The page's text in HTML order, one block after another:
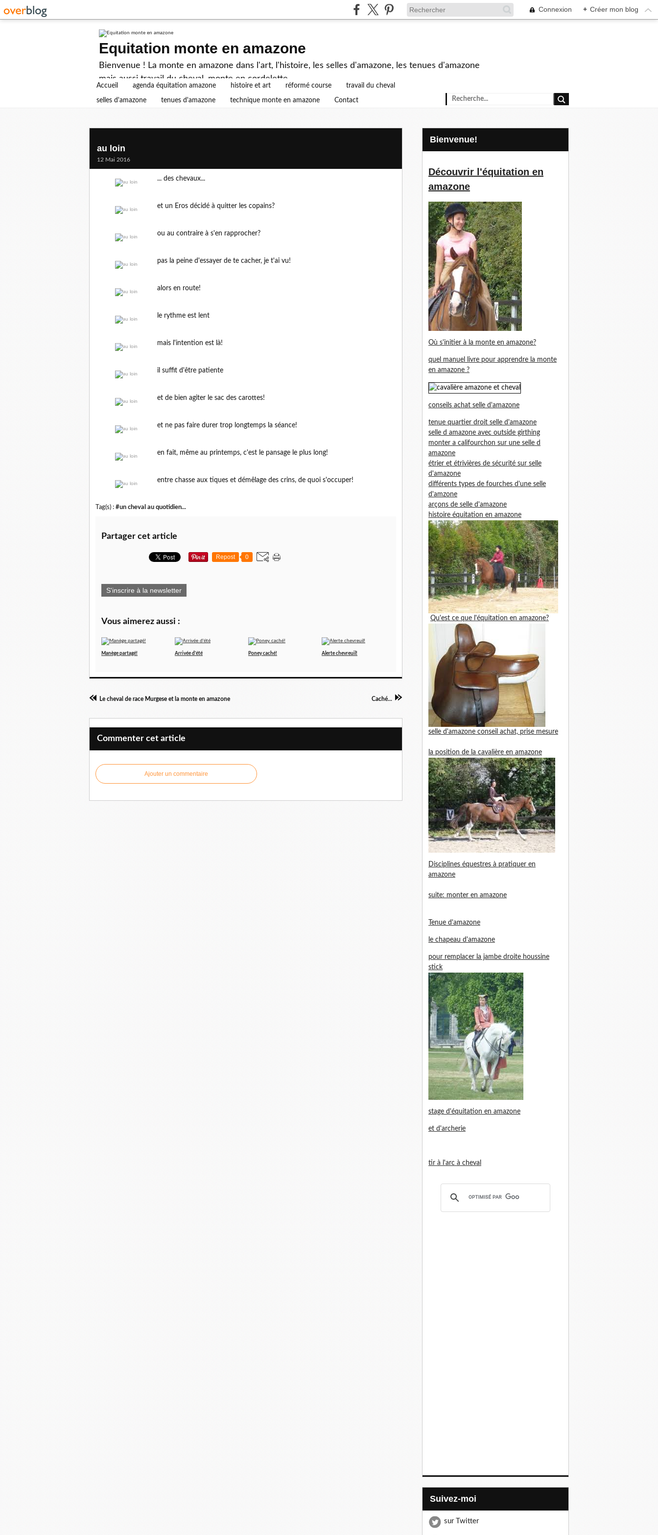
Connexion + Créer mon blog
Equitation monte en amazone
Bienvenue ! La monte en amazone dans l'art, l'histoire, les selles d'amazone, les tenues d'amazone
mais aussi travail du cheval, monte en cordelette...
Accueil agenda équitation amazone histoire et art réformé course travail du cheval
selles d'amazone tenues d'amazone technique monte en amazone Contact
au loin
12 Mai 2016
... des chevaux...
et un Eros décidé à quitter les copains?
ou au contraire à s'en rapprocher?
pas la peine d'essayer de te cacher, je t'ai vu!
alors en route!
le rythme est lent
mais l'intention est là!
il suffit d'être patiente
et de bien agiter le sac des carottes!
et ne pas faire durer trop longtemps la séance!
en fait, même au printemps, c'est le pansage le plus long!
entre chasse aux tiques et démêlage des crins, de quoi s'occuper!
Tag(s) : #un cheval au quotidien...
Partager cet article
Repost 0
S'inscrire à la newsletter
Vous aimerez aussi :
Manège partagé! Arrivée d'été Poney caché! Alerte chevreuil!
Le cheval de race Murgese et la monte en amazone Caché...
Commenter cet article
Ajouter un commentaire
Bienvenue!
Découvrir l'équitation en
amazone
Où s'initier à la monte en amazone?
quel manuel livre pour apprendre la monte
en amazone ?
conseils achat selle d'amazone
tenue quartier droit selle d'amazone
selle d amazone avec outside girthing
monter a califourchon sur une selle d
amazone
étrier et étrivières de sécurité sur selle
d'amazone
différents types de fourches d'une selle
d'amzone
arçons de selle d'amazone
histoire équitation en amazone
Qu'est ce que l'équitation en amazone?
selle d'amazone conseil achat, prise mesure
la position de la cavalière en amazone
Disciplines équestres à pratiquer en
amazone
suite: monter en amazone
Tenue d'amazone
le chapeau d'amazone
pour remplacer la jambe droite houssine
stick
stage d'équitation en amazone
et d'archerie
tir à l'arc à cheval
Suivez-moi
sur Twitter